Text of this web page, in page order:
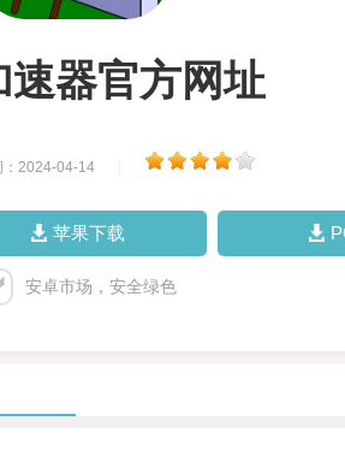
速器官方网址
：2024-04-14
苹果下载
安卓市场，安全绿色